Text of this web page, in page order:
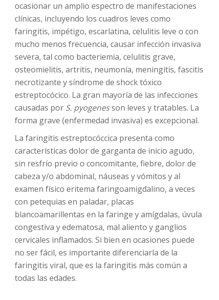
ocasionar un amplio espectro de manifestaciones
clínicas, incluyendo los cuadros leves como
faringitis, impétigo, escarlatina, celulitis leve o con
mucho menos frecuencia, causar infección invasiva
severa, tal como bacteriemia, celulitis grave,
osteomielitis, artritis, neumonía, meningitis, fascitis
necrotizante y síndrome de shock tóxico
estreptocócico. La gran mayoría de las infecciones
causadas por S. pyogenesson leves y tratables. La
forma grave (enfermedad invasiva) es excepcional.
La faringitis estreptocóccica presenta como
características dolor de garganta de inicio agudo,
sin resfrío previo o concomitante, fiebre, dolor de
cabeza y/o abdominal, náuseas y vómitos y al
examen físico eritema faringoamigdalino, a veces
con petequias en paladar, placas
blancoamarillentas en la faringe y amígdalas, úvula
congestiva y edematosa, mal aliento y ganglios
cervicales inflamados. Si bien en ocasiones puede
no ser fácil, es importante diferenciarla de la
faringitis viral, que es la faringitis más común a
todas las edades.